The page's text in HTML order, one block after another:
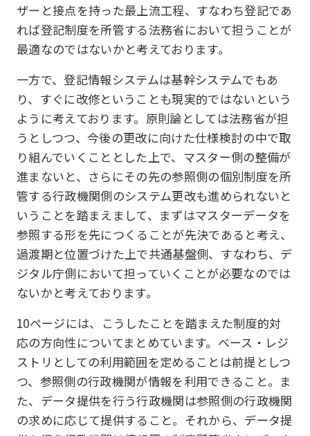
ザーと接点を持った最上流工程、すなわち登記であ
れば登記制度を所管する法務省において担うことが
最適なのではないかと考えております。
一方で、登記情報システムは基幹システムでもあ
り、すぐに改修ということも現実的ではないという
ように考えております。原則論としては法務省が担
うとしつつ、今後の更改に向けた仕様検討の中で取
り組んでいくこととした上で、マスター側の整備が
進まないと、さらにその先の参照側の個別制度を所
管する行政機関側のシステム更改も進められないと
いうことを踏まえまして、まずはマスターデータを
参照する形を先につくることが先決であると考え、
過渡期と位置づけた上で共通基盤側、すなわち、デ
ジタル庁側において担っていくことが必要なのでは
ないかと考えております。
10ページには、こうしたことを踏まえた制度的対
応の方向性についてまとめています。ベース・レジ
ストリとしての利用範囲を定めることは前提としつ
つ、参照側の行政機関が情報を利用できること。ま
た、データ提供を行う行政機関は参照側の行政機関
の求めに応じて提供すること。それから、データ提